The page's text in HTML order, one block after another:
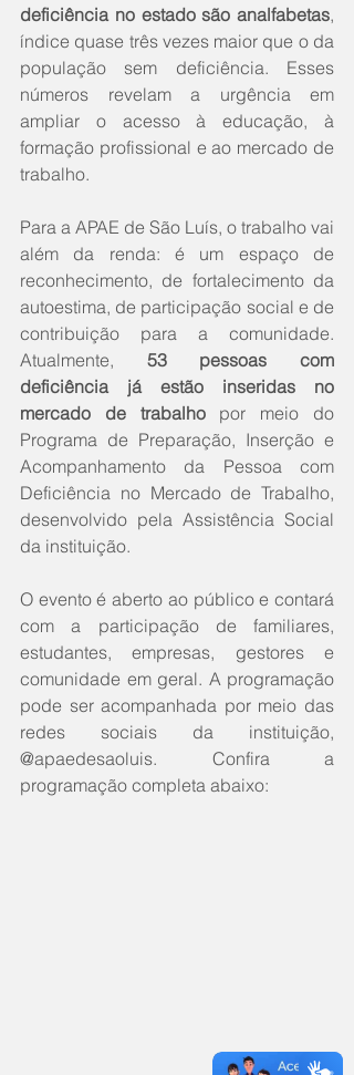
deficiência no estado são analfabetas,
índice quase três vezes maior que o da
população sem deficiência. Esses
números revelam a urgência em
ampliar o acesso à educação, à
formação profissional e ao mercado de
trabalho.
Para a APAE de São Luís, o trabalho vai
além da renda: é um espaço de
reconhecimento, de fortalecimento da
autoestima, de participação social e de
contribuição para a comunidade.
Atualmente, 53 pessoas com
deficiência já estão inseridas no
mercado de trabalho por meio do
Programa de Preparação, Inserção e
Acompanhamento da Pessoa com
Deficiência no Mercado de Trabalho,
desenvolvido pela Assistência Social
da instituição.
O evento é aberto ao público e contará
com a participação de familiares,
estudantes, empresas, gestores e
comunidade em geral. A programação
pode ser acompanhada por meio das
redes sociais da instituição,
@apaedesaoluis. Confira a
programação completa abaixo: